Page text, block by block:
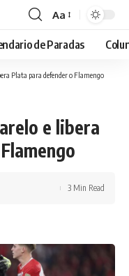
Font
Resizer
Aa
de Paradas
Plata para defender o Flamengo
e libera
3 Min Read